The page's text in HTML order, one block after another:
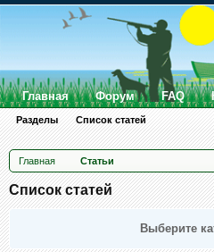
Главная Статьи
Список статей
Выберите
Главная Форум FAQ
Разделы Список статей